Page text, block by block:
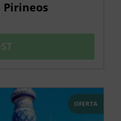
OFERTA